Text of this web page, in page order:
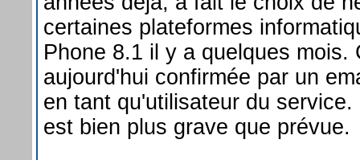
certaines plateformes
Phone 8.1 il y a quelques
aujourd'hui confirmée par un
en tant qu'utilisateur du
est bien plus grave que prévue.